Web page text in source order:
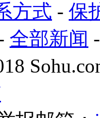
方式 - 保
全部新闻